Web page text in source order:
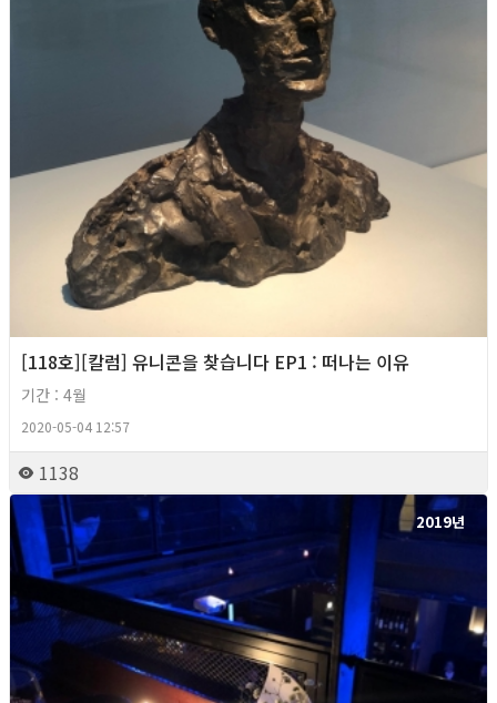
[118호][칼럼] 유니콘을 찾습니다 EP1 : 떠나는 이유
기간 : 4월
2020-05-04 12:57
1138
2019년